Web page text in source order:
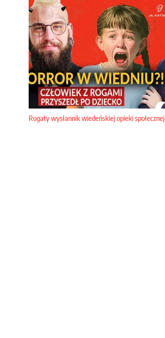
Rogaty wysłannik wiedeńskiej opieki społecznej